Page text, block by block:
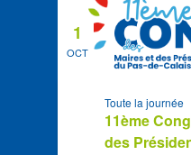
OCT
1
11ème
des
Toute la journée